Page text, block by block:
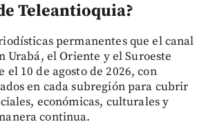
Teleantioquia?
permanentes que el canal
Urabá, el Oriente y el Suroeste
el 10 de agosto de 2026, con
en cada subregión para cubrir
económicas, culturales y
continua.